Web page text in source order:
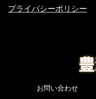
プライバシーポリシー
お問い合わせ